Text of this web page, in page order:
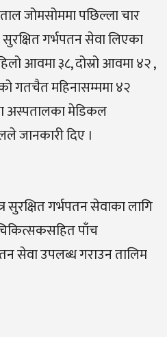
जोमसोममा पछिल्ला चार
गर्भपतन सेवा लिएका
आवमा ३८, दोस्रो आवमा ४२ ,
गतचैत महिनासम्ममा ४२
अस्पतालका मेडिकल
जानकारी दिए ।
सुरक्षित गर्भपतन सेवाका लागि
पाँच
सेवा उपलब्ध गराउन तालिम